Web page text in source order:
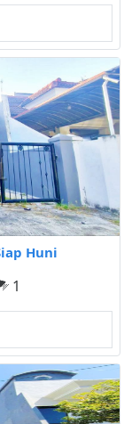
Huni
1